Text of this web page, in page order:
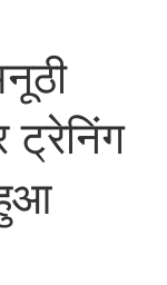
ट्रेनिंग